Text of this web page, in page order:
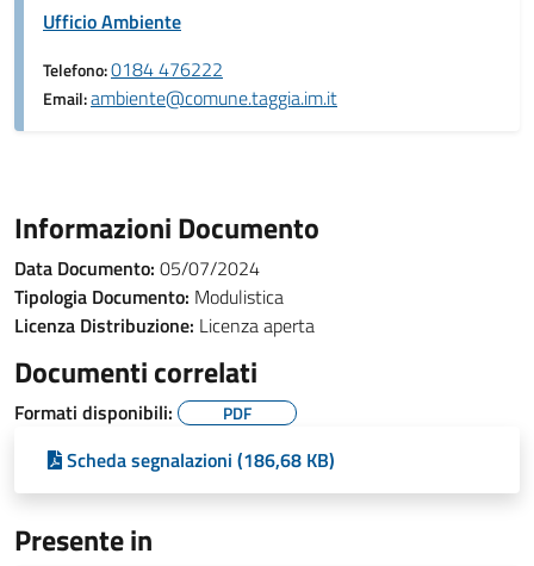
Ufficio Ambiente
Telefono:0184 476222
Email:ambiente@comune.taggia.im.it
Informazioni Documento
Data Documento: 05/07/2024
Tipologia Documento: Modulistica
Licenza Distribuzione: Licenza aperta
Documenti correlati
Formati disponibili: PDF
Scheda segnalazioni (186,68 KB)
Presente in